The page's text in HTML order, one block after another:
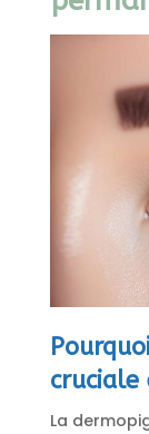
cruciale
La